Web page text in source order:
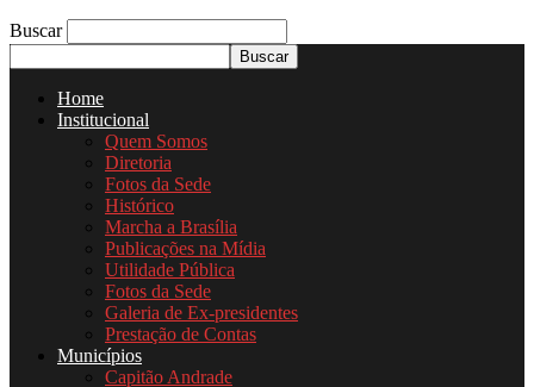
Buscar
Home
Institucional
Quem Somos
Diretoria
Fotos da Sede
Histórico
Marcha a Brasília
Publicações na Mídia
Utilidade Pública
Fotos da Sede
Galeria de Ex-presidentes
Prestação de Contas
Municípios
Capitão Andrade